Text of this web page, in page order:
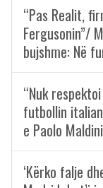
“Pas Realit,
Fergusonin”/
bujshme: Në
“Nuk
futbollin
e Paolo
‘Kërko falje